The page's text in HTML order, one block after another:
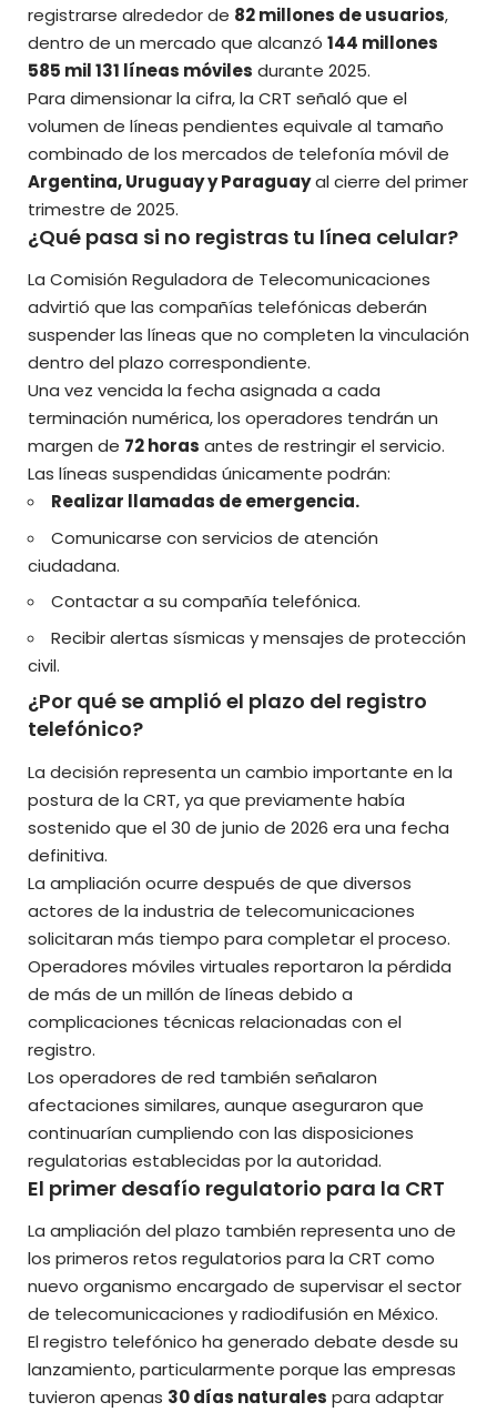
registrarse alrededor de 82 millones de usuarios,
dentro de un mercado que alcanzó 144 millones
585 mil 131 líneas móviles durante 2025.
Para dimensionar la cifra, la CRT señaló que el
volumen de líneas pendientes equivale al tamaño
combinado de los mercados de telefonía móvil de
Argentina, Uruguay y Paraguayal cierre del primer
trimestre de 2025.
¿Qué pasa si no registras tu línea celular?
La Comisión Reguladora de Telecomunicaciones
advirtió que las compañías telefónicas deberán
suspender las líneas que no completen la vinculación
dentro del plazo correspondiente.
Una vez vencida la fecha asignada a cada
terminación numérica, los operadores tendrán un
margen de 72 horas antes de restringir el servicio.
Las líneas suspendidas únicamente podrán:
Realizar llamadas de emergencia.
Comunicarse con servicios de atención
ciudadana.
Contactar a su compañía telefónica.
Recibir alertas sísmicas y mensajes de protección
civil.
¿Por qué se amplió el plazo del registro
telefónico?
La decisión representa un cambio importante en la
postura de la CRT, ya que previamente había
sostenido que el 30 de junio de 2026 era una fecha
definitiva.
La ampliación ocurre después de que diversos
actores de la industria de telecomunicaciones
solicitaran más tiempo para completar el proceso.
Operadores móviles virtuales reportaron la pérdida
de más de un millón de líneas debido a
complicaciones técnicas relacionadas con el
registro.
Los operadores de red también señalaron
afectaciones similares, aunque aseguraron que
continuarían cumpliendo con las disposiciones
regulatorias establecidas por la autoridad.
El primer desafío regulatorio para la CRT
La ampliación del plazo también representa uno de
los primeros retos regulatorios para la CRT como
nuevo organismo encargado de supervisar el sector
de telecomunicaciones y radiodifusión en México.
El registro telefónico ha generado debate desde su
lanzamiento, particularmente porque las empresas
tuvieron apenas 30 días naturales para adaptar